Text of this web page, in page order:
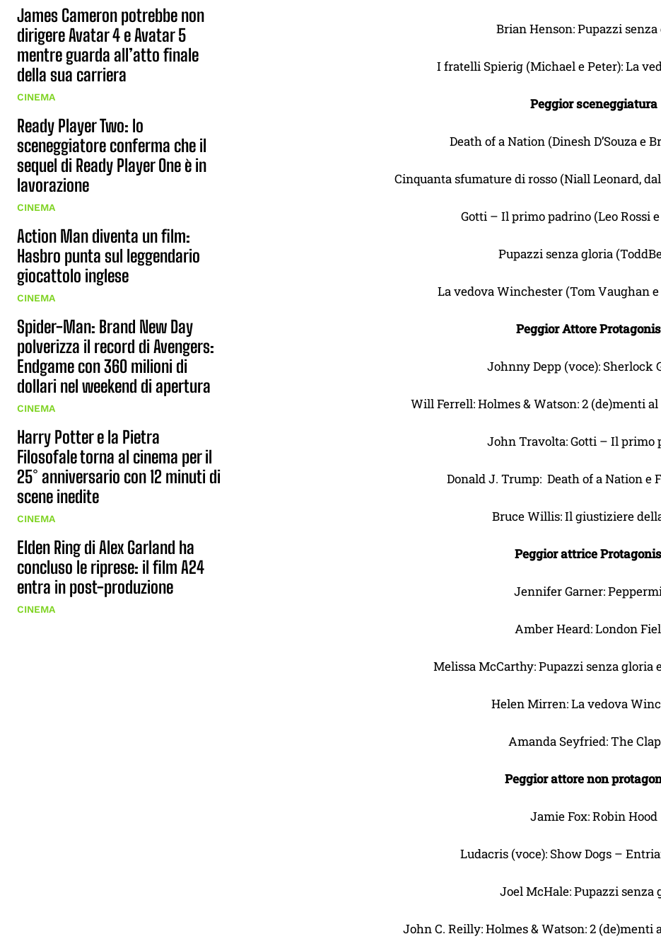
James Cameron potrebbe non
dirigere Avatar 4 e Avatar 5
mentre guarda all’atto finale
della sua carriera
CINEMA
Ready Player Two: lo
sceneggiatore conferma che il
sequel di Ready Player One è in
lavorazione
CINEMA
Action Man diventa un film:
Hasbro punta sul leggendario
giocattolo inglese
CINEMA
Spider-Man: Brand New Day
polverizza il record di Avengers:
Endgame con 360 milioni di
dollari nel weekend di apertura
CINEMA
Harry Potter e la Pietra
Filosofale torna al cinema per il
25° anniversario con 12 minuti di
scene inedite
CINEMA
Elden Ring di Alex Garland ha
concluso le riprese: il film A24
entra in post-produzione
CINEMA
Brian Henson: Pupazzi
I fratelli Spierig (Michael e Peter): La
Peggior sceneggiatura
Death of a Nation (Dinesh D’Souza e
Cinquanta sfumature di rosso (Niall Leonard,
Gotti – Il primo padrino (Leo Rossi
Pupazzi senza gloria
La vedova Winchester (Tom Vaughan
Peggior Attore
Johnny Depp (voce): Sherlock
Will Ferrell: Holmes & Watson: 2 (de)menti
John Travolta: Gotti – Il primo
Donald J. Trump: Death of a Nation e
Bruce Willis: Il giustiziere
Peggior attrice
Jennifer Garner:
Amber Heard: London
Melissa McCarthy: Pupazzi senza gloria
Helen Mirren: La vedova
Amanda Seyfried: The
Peggior attore non
Jamie Fox: Robin Hood
Ludacris (voce): Show Dogs –
Joel McHale: Pupazzi senza
John C. Reilly: Holmes & Watson: 2 (de)menti